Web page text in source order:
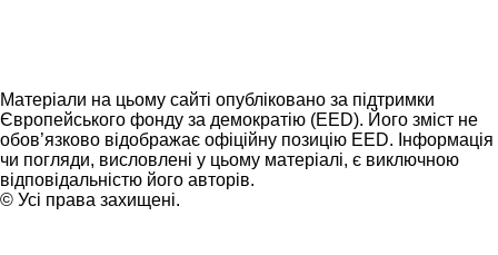
Матеріали на цьому сайті опубліковано за підтримки
Європейського фонду за демократію (EED). Його зміст не
обов’язково відображає офіційну позицію EED. Інформація
чи погляди, висловлені у цьому матеріалі, є виключною
відповідальністю його авторів.
© Усі права захищені.